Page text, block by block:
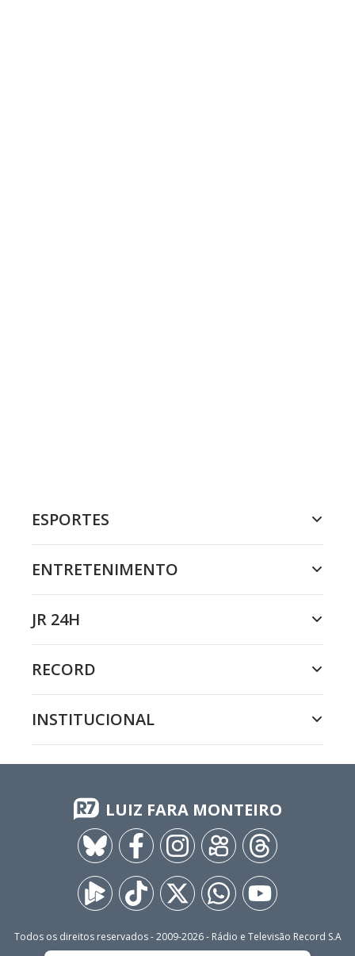
ESPORTES
ENTRETENIMENTO
JR 24H
RECORD
INSTITUCIONAL
LUIZ FARA MONTEIRO
Todos os direitos reservados - 2009-2026- Rádio e Televisão Record S.A